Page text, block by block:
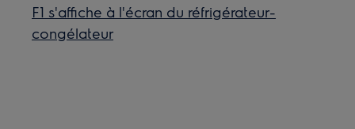
F1 s'affiche à l'écran du réfrigérateur-
congélateur